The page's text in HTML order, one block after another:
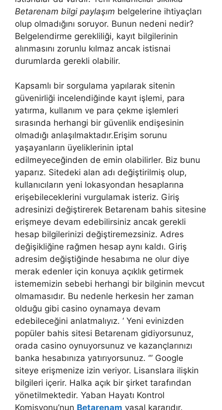
Betarenam bilgi paylaşım belgelerine ihtiyaçları
olup olmadığını soruyor. Bunun nedeni nedir?
Belgelendirme gerekliliği, kayıt bilgilerinin
alınmasını zorunlu kılmaz ancak istisnai
durumlarda gerekli olabilir.
Kapsamlı bir sorgulama yapılarak sitenin
güvenirliği incelendiğinde kayıt işlemi, para
yatırma, kullanım ve para çekme işlemleri
sırasında herhangi bir güvenlik endişesinin
olmadığı anlaşılmaktadır.Erişim sorunu
yaşayanların üyeliklerinin iptal
edilmeyeceğinden de emin olabilirler. Biz bunu
yaparız. Sitedeki alan adı değiştirilmiş olup,
kullanıcıların yeni lokasyondan hesaplarına
erişebileceklerini vurgulamak isteriz. Giriş
adresinizi değiştirerek Betarenam bahis sitesine
erişmeye devam edebilirsiniz ancak gerekli
hesap bilgilerinizi değiştiremezsiniz. Adres
değişikliğine rağmen hesap aynı kaldı. Giriş
adresim değiştiğinde hesabıma ne olur diye
merak edenler için konuya açıklık getirmek
istememizin sebebi herhangi bir bilginin mevcut
olmamasıdır. Bu nedenle herkesin her zaman
olduğu gibi casino oynamaya devam
edebileceğini anlatmalıyız. ‘ Yeni evinizden
popüler bahis sitesi Betarenam gidiyorsunuz,
orada casino oynuyorsunuz ve kazançlarınızı
banka hesabınıza yatırıyorsunuz. ‘” Google
siteye erişmenize izin veriyor. Lisanslara ilişkin
bilgileri içerir. Halka açık bir şirket tarafından
yönetilmektedir. Yaban Hayatı Kontrol
Komisyonu’nun Betarenam yasal kararıdır.